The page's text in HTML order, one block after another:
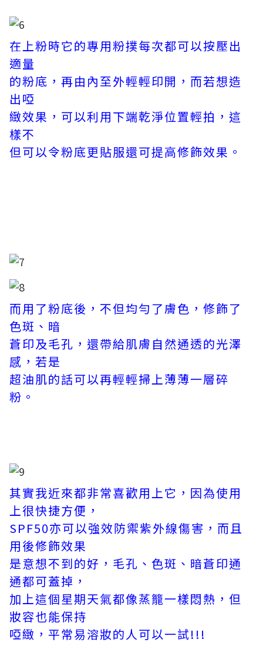
在上粉時它的專用粉撲每次都可以按壓出
適量
的粉底，再由內至外輕輕印開，而若想造
出啞
緻效果，可以利用下端乾淨位置輕拍，這
樣不
但可以令粉底更貼服還可提高修飾效果。
而用了粉底後，不但均勻了膚色，修飾了
色斑、暗
蒼印及毛孔，還帶給肌膚自然通透的光澤
感，若是
超油肌的話可以再輕輕掃上薄薄一層碎
粉。
其實我近來都非常喜歡用上它，因為使用
上很快捷方便，
SPF50亦可以強效防禦紫外線傷害，而且
用後修飾效果
是意想不到的好，毛孔、色斑、暗蒼印通
通都可蓋掉，
加上這個星期天氣都像蒸籠一樣悶熱，但
妝容也能保持
啞緻，平常易溶妝的人可以一試!!!